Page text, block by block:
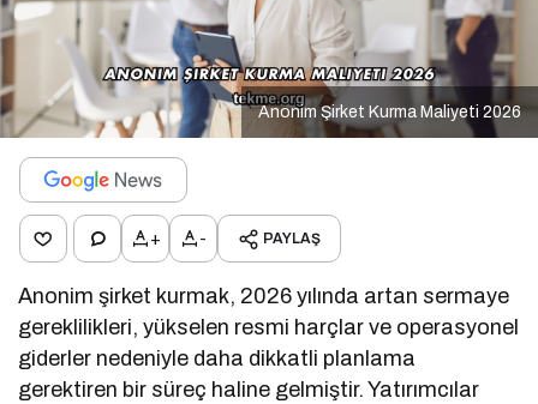
Anonim Şirket Kurma Maliyeti 2026
+ - PAYLAŞ
Anonim şirket kurmak, 2026 yılında artan sermaye
gereklilikleri, yükselen resmi harçlar ve operasyonel
giderler nedeniyle daha dikkatli planlama
gerektiren bir süreç haline gelmiştir. Yatırımcılar